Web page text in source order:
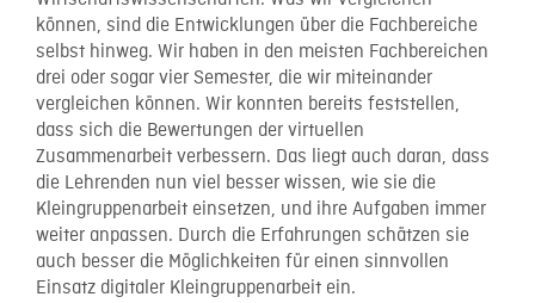
können, sind die Entwicklungen über die Fachbereiche
selbst hinweg. Wir haben in den meisten Fachbereichen
drei oder sogar vier Semester, die wir miteinander
vergleichen können. Wir konnten bereits feststellen,
dass sich die Bewertungen der virtuellen
Zusammenarbeit verbessern. Das liegt auch daran, dass
die Lehrenden nun viel besser wissen, wie sie die
Kleingruppenarbeit einsetzen, und ihre Aufgaben immer
weiter anpassen. Durch die Erfahrungen schätzen sie
auch besser die Möglichkeiten für einen sinnvollen
Einsatz digitaler Kleingruppenarbeit ein.